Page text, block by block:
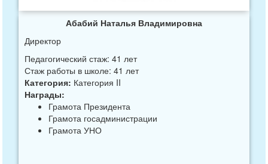
Абабий Наталья Владимировна
Директор
Педагогический стаж: 41 лет
Стаж работы в школе: 41 лет
Категория: Категория II
Награды:
Грамота Президента
Грамота госадминистрации
Грамота УНО